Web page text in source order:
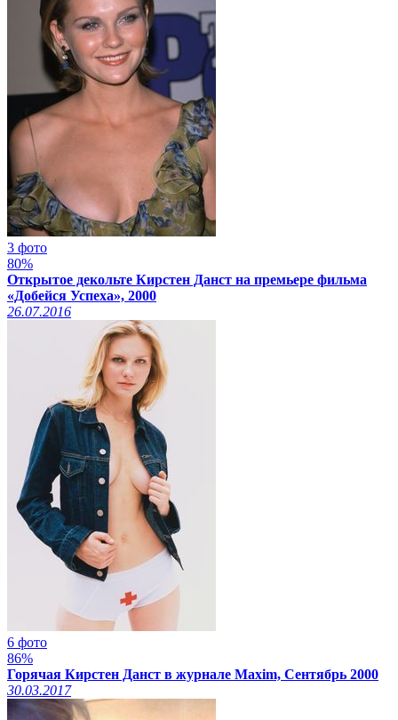
3 фото
80%
Открытое декольте Кирстен Данст на премьере фильма
«Добейся Успеха», 2000
26.07.2016
6 фото
86%
Горячая Кирстен Данст в журнале Maxim, Сентябрь 2000
30.03.2017